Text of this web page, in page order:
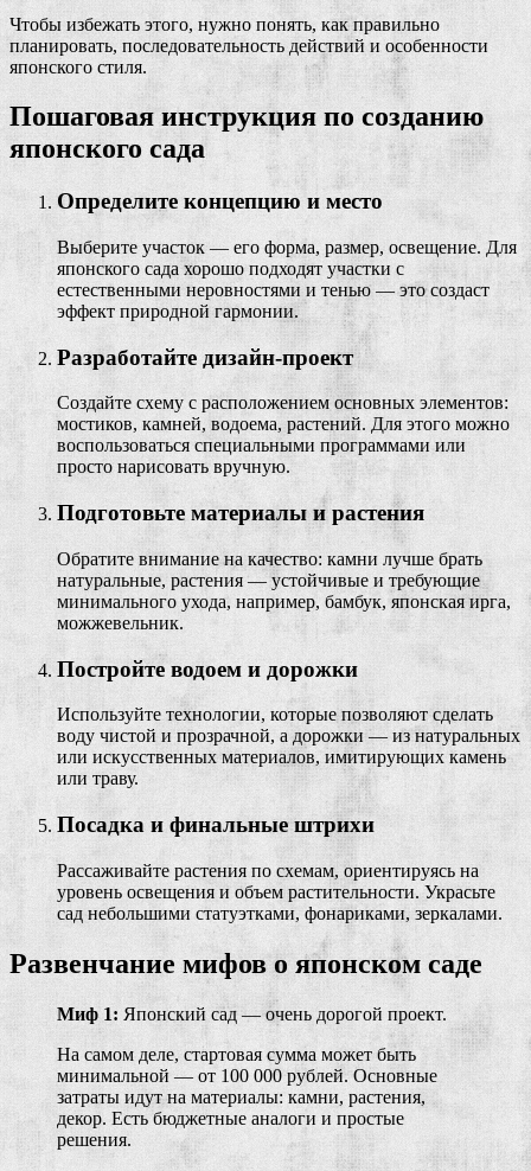
Чтобы избежать этого, нужно понять, как правильно
планировать, последовательность действий и особенности
японского стиля.
Пошаговая инструкция по созданию
японского сада
Определите концепцию и место
Выберите участок — его форма, размер, освещение. Для
японского сада хорошо подходят участки с
естественными неровностями и тенью — это создаст
эффект природной гармонии.
Разработайте дизайн-проект
Создайте схему с расположением основных элементов:
мостиков, камней, водоема, растений. Для этого можно
воспользоваться специальными программами или
просто нарисовать вручную.
Подготовьте материалы и растения
Обратите внимание на качество: камни лучше брать
натуральные, растения — устойчивые и требующие
минимального ухода, например, бамбук, японская ирга,
можжевельник.
Постройте водоем и дорожки
Используйте технологии, которые позволяют сделать
воду чистой и прозрачной, а дорожки — из натуральных
или искусственных материалов, имитирующих камень
или траву.
Посадка и финальные штрихи
Рассаживайте растения по схемам, ориентируясь на
уровень освещения и объем растительности. Украсьте
сад небольшими статуэтками, фонариками, зеркалами.
Развенчание мифов о японском саде
Миф 1: Японский сад — очень дорогой проект.
На самом деле, стартовая сумма может быть
минимальной — от 100 000 рублей. Основные
затраты идут на материалы: камни, растения,
декор. Есть бюджетные аналоги и простые
решения.